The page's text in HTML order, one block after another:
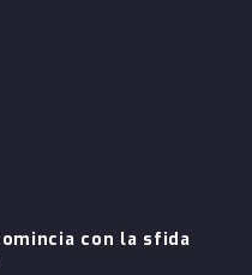
con la sfida